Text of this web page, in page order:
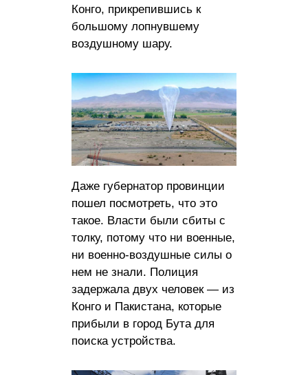
Конго, прикрепившись к
большому лопнувшему
воздушному шару.
Даже губернатор провинции
пошел посмотреть, что это
такое. Власти были сбиты с
толку, потому что ни военные,
ни военно-воздушные силы о
нем не знали. Полиция
задержала двух человек — из
Конго и Пакистана, которые
прибыли в город Бута для
поиска устройства.